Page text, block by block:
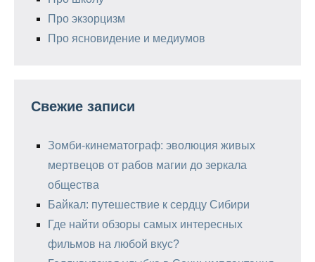
Про экзорцизм
Про ясновидение и медиумов
Свежие записи
Зомби-кинематограф: эволюция живых
мертвецов от рабов магии до зеркала
общества
Байкал: путешествие к сердцу Сибири
Где найти обзоры самых интересных
фильмов на любой вкус?